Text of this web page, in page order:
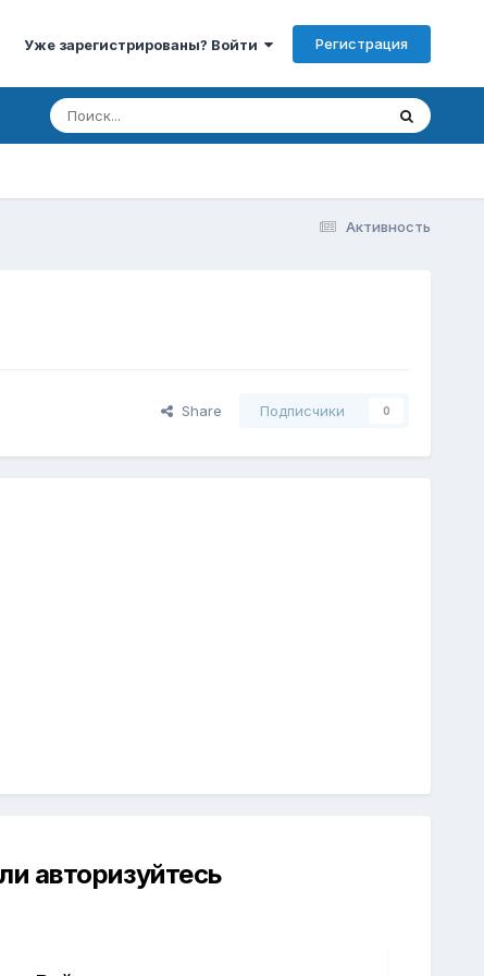
Уже зарегистрированы? Войти Регистрация
Активность
Share Подписчики 0
авторизуйтесь